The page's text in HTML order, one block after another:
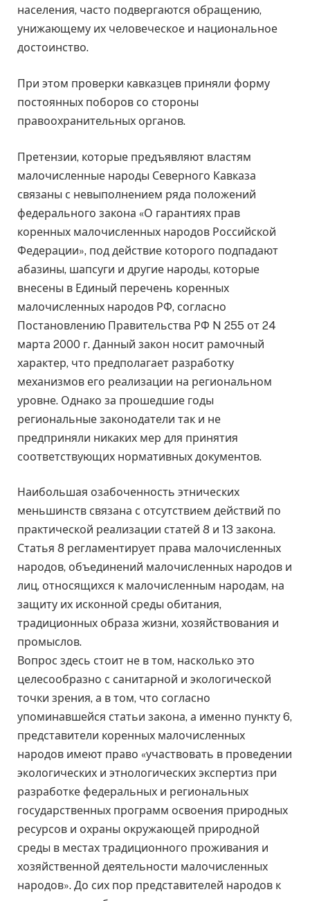
населения, часто подвергаются обращению,
унижающему их человеческое и национальное
достоинство.
При этом проверки кавказцев приняли форму
постоянных поборов со стороны
правоохранительных органов.
Претензии, которые предъявляют властям
малочисленные народы Северного Кавказа
связаны с невыполнением ряда положений
федерального закона «О гарантиях прав
коренных малочисленных народов Российской
Федерации», под действие которого подпадают
абазины, шапсуги и другие народы, которые
внесены в Единый перечень коренных
малочисленных народов РФ, согласно
Постановлению Правительства РФ N 255 от 24
марта 2000 г. Данный закон носит рамочный
характер, что предполагает разработку
механизмов его реализации на региональном
уровне. Однако за прошедшие годы
региональные законодатели так и не
предприняли никаких мер для принятия
соответствующих нормативных документов.
Наибольшая озабоченность этнических
меньшинств связана с отсутствием действий по
практической реализации статей 8 и 13 закона.
Статья 8 регламентирует права малочисленных
народов, объединений малочисленных народов и
лиц, относящихся к малочисленным народам, на
защиту их исконной среды обитания,
традиционных образа жизни, хозяйствования и
промыслов.
Вопрос здесь стоит не в том, насколько это
целесообразно с санитарной и экологической
точки зрения, а в том, что согласно
упоминавшейся статьи закона, а именно пункту 6,
представители коренных малочисленных
народов имеют право «участвовать в проведении
экологических и этнологических экспертиз при
разработке федеральных и региональных
государственных программ освоения природных
ресурсов и охраны окружающей природной
среды в местах традиционного проживания и
хозяйственной деятельности малочисленных
народов». До сих пор представителей народов к